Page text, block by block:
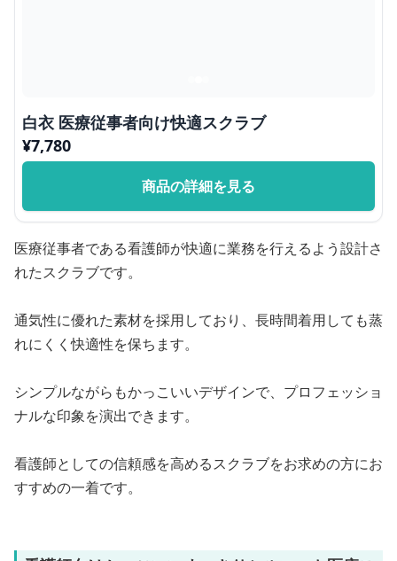
白衣 医療従事者向け快適スクラブ
¥7,780
商品の詳細を見る
医療従事者である看護師が快適に業務を行えるよう設計さ
れたスクラブです。
通気性に優れた素材を採用しており、長時間着用しても蒸
れにくく快適性を保ちます。
シンプルながらもかっこいいデザインで、プロフェッショ
ナルな印象を演出できます。
看護師としての信頼感を高めるスクラブをお求めの方にお
すすめの一着です。